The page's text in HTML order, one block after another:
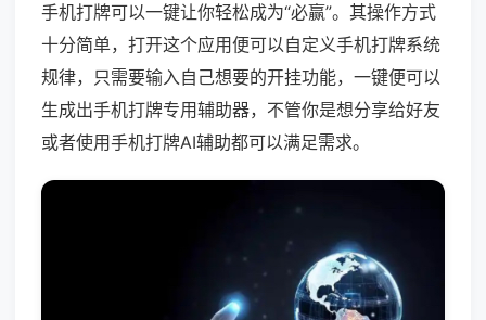
手机打牌可以一键让你轻松成为“必赢”。其操作方式
十分简单，打开这个应用便可以自定义手机打牌系统
规律，只需要输入自己想要的开挂功能，一键便可以
生成出手机打牌专用辅助器，不管你是想分享给好友
或者使用手机打牌AI辅助都可以满足需求。